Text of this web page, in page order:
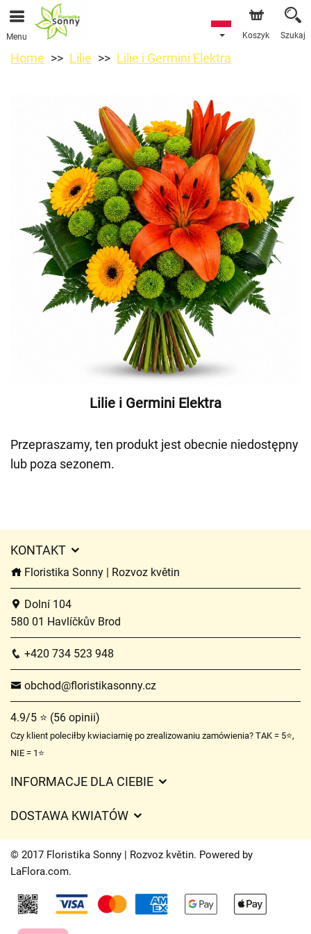
Menu Koszyk Szukaj
Home Lilie Lilie i Germini Elektra
Lilie i Germini Elektra
Przepraszamy, ten produkt jest obecnie niedostępny
lub poza sezonem.
KONTAKT
Floristika Sonny | Rozvoz květin
Dolní 104
580 01 Havlíčkův Brod
+420 734 523 948
obchod@floristikasonny.cz
4.9/5 ⭐ (56 opinii)
Czy klient poleciłby kwiaciarnię po zrealizowaniu zamówienia? TAK = 5⭐,
NIE = 1⭐
INFORMACJE DLA CIEBIE
Czasy dostawy kwiatów – przegląd możliwości
DOSTAWA KWIATÓW
Opłaty za dostawę
Gdzie dostarczamy kwiaty
Kontakt
© 2017 Floristika Sonny | Rozvoz květin. Powered by
LaFlora.com.